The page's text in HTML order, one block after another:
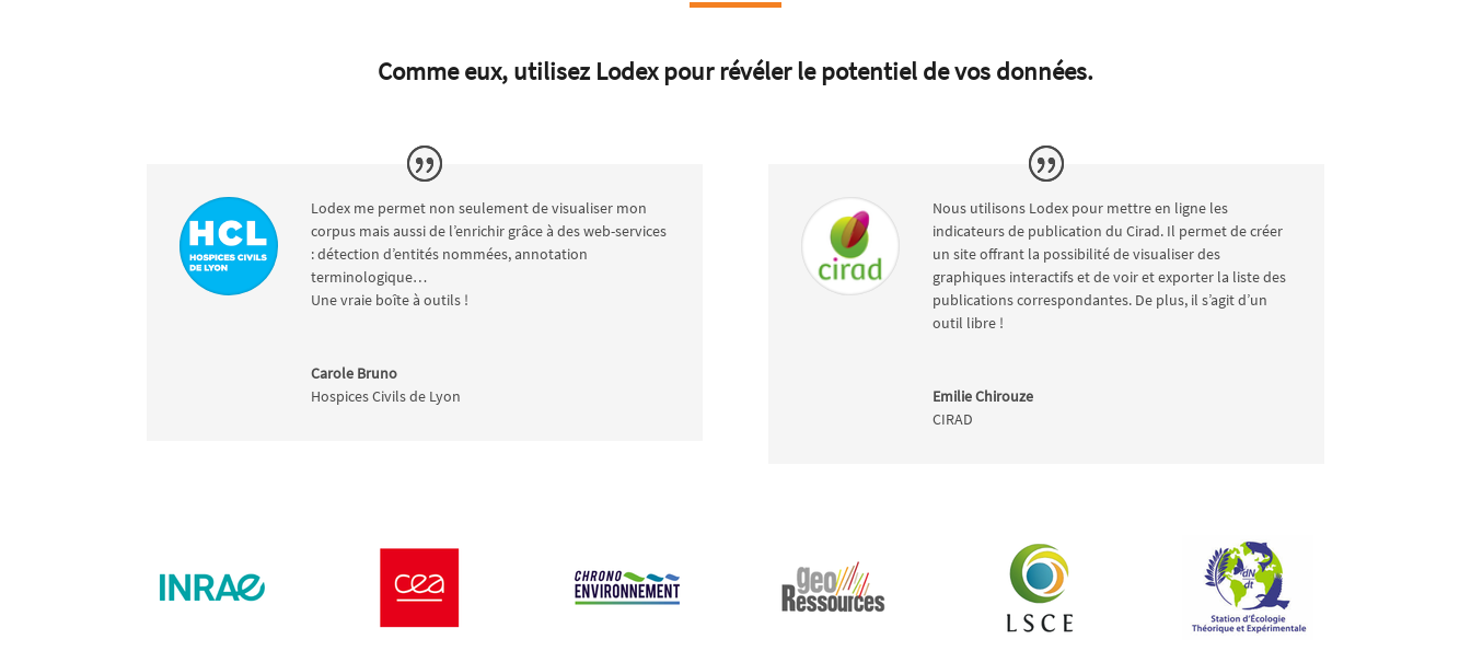
Comme eux, utilisez Lodex pour révéler le potentiel de vos données.
Lodex me permet non seulement de visualiser mon
corpus mais aussi de l’enrichir grâce à des web-services
: détection d’entités nommées, annotation
terminologique…
Une vraie boîte à outils !
Carole Bruno
Hospices Civils de Lyon
Nous utilisons Lodex pour mettre en ligne les
indicateurs de publication du Cirad. Il permet de créer
un site offrant la possibilité de visualiser des
graphiques interactifs et de voir et exporter la liste des
publications correspondantes. De plus, il s’agit d’un
outil libre !
Emilie Chirouze
CIRAD